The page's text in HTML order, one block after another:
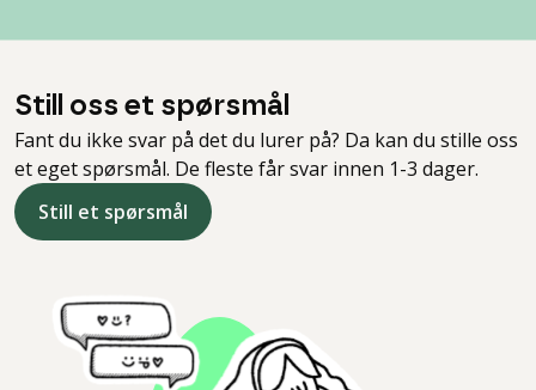
Still oss et spørsmål
Fant du ikke svar på det du lurer på? Da kan du stille oss
et eget spørsmål. De fleste får svar innen 1-3 dager.
Still et spørsmål